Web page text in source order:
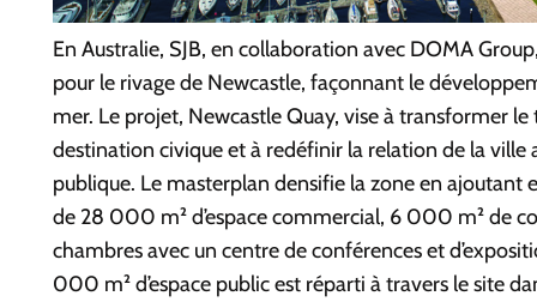
En Australie, SJB, en collaboration avec DOMA
pour le rivage de Newcastle, façonnant le
mer. Le projet, Newcastle Quay, vise à transformer
destination civique et à redéfinir la relation de la ville
publique. Le masterplan densifie la zone en
de 28 000 m² d’espace commercial, 6 000 m² de
chambres avec un centre de conférences et
000 m² d’espace public est réparti à travers le site